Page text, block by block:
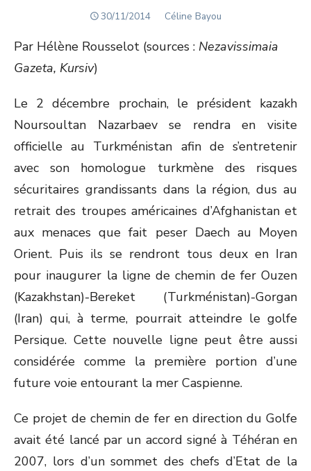
POSTED
30/11/2014 Author
Céline Bayou
Par Hélène Rousselot (sources : Nezavissimaia
Gazeta, Kursiv)
Le 2 décembre prochain, le président kazakh
Noursoultan Nazarbaev se rendra en visite
officielle au Turkménistan afin de s’entretenir
avec son homologue turkmène des risques
sécuritaires grandissants dans la région, dus au
retrait des troupes américaines d’Afghanistan et
aux menaces que fait peser Daech au Moyen
Orient. Puis ils se rendront tous deux en Iran
pour inaugurer la ligne de chemin de fer Ouzen
(Kazakhstan)-Bereket (Turkménistan)-Gorgan
(Iran) qui, à terme, pourrait atteindre le golfe
Persique. Cette nouvelle ligne peut être aussi
considérée comme la première portion d’une
future voie entourant la mer Caspienne.
Ce projet de chemin de fer en direction du Golfe
avait été lancé par un accord signé à Téhéran en
2007, lors d’un sommet des chefs d’Etat de la